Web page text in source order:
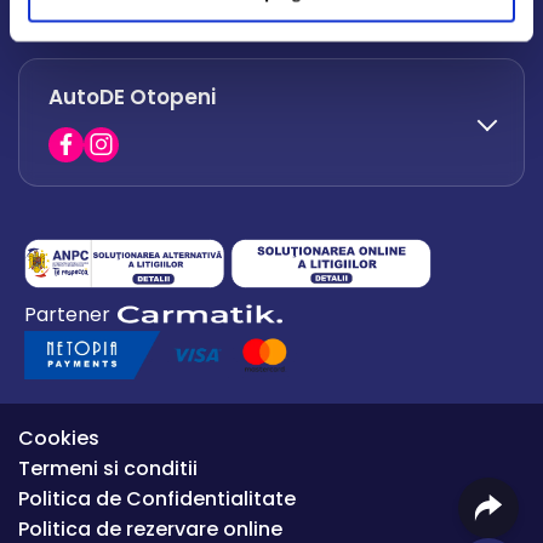
office.afumati@autode.ro
0730 063 852
0730 063 851
AutoDE Otopeni
0754 649 360
office.premium@autode.ro
Partener
Cookies
Termeni si conditii
Politica de Confidentialitate
Politica de rezervare online